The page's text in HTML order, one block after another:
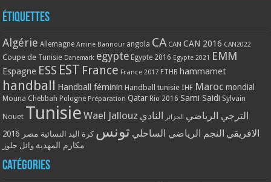
Étiquettes
Algérie Allemagne Amine Bannour angola CA CAN CAN 2016 CAN2022
Coupe de Tunisie Danemark egypte Egypte 2016 Egypte 2021 EMM
Espagne ESS EST France France 2017 FTHB hammamet
handball Handball féminin Handball tunisie IHF Maroc mondial
Mouna Chebbah Pologne Préparation Qatar Rio 2016 Sami Saidi Sylvain
Nouet Tunisie Wael Jallouz الترجي الرياضي الجزائر النادي
الافريقي النجم الرياضي الساحلي تونس كرة اليد النسائية مصر 2016
مكارم المهدية وائل جلوز
Catégories